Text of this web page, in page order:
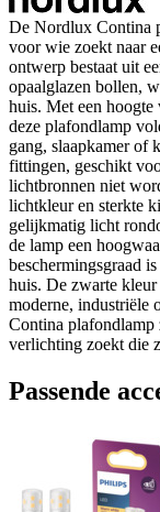
De Nordlux Contina
voor wie zoekt naar
ontwerp bestaat uit
opaalglazen bollen,
huis. Met een hoogte
deze plafondlamp
gang, slaapkamer of
fittingen, geschikt
lichtbronnen niet
lichtkleur en sterkte
gelijkmatig licht
de lamp een
beschermingsgraad
huis. De zwarte
moderne, industriële
Contina plafondlamp
verlichting zoekt die
Passende